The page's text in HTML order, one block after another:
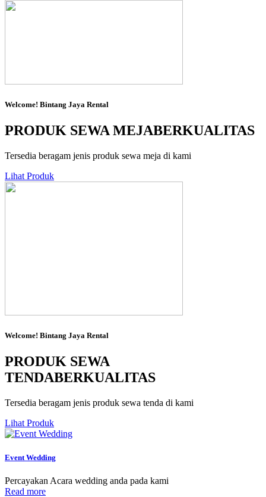
Welcome! Bintang Jaya Rental
PRODUK SEWA MEJABERKUALITAS
Tersedia beragam jenis produk sewa meja di kami
Lihat Produk
Welcome! Bintang Jaya Rental
PRODUK SEWA
TENDABERKUALITAS
Tersedia beragam jenis produk sewa tenda di kami
Lihat Produk
Event Wedding
Percayakan Acara wedding anda pada kami
Read more